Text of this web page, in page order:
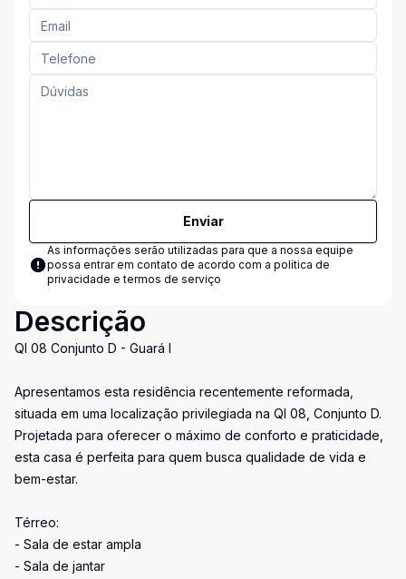
Enviar
As informações serão utilizadas para que a nossa equipe
possa entrar em contato de acordo com a política de
privacidade e termos de serviço
Descrição
QI 08 Conjunto D - Guará I
Apresentamos esta residência recentemente reformada,
situada em uma localização privilegiada na QI 08, Conjunto D.
Projetada para oferecer o máximo de conforto e praticidade,
esta casa é perfeita para quem busca qualidade de vida e
bem-estar.
Térreo:
- Sala de estar ampla
- Sala de jantar